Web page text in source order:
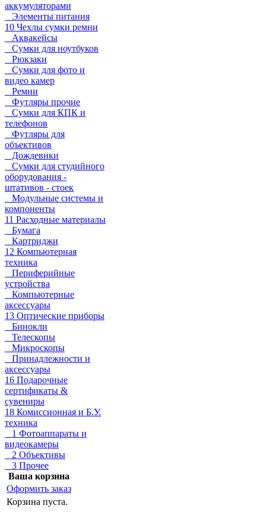
аккумуляторами
Элементы питания
10 Чехлы сумки ремни
Аквакейсы
Сумки для ноутбуков
Рюкзаки
Сумки для фото и
видео камер
Ремни
Футляры прочие
Сумки для КПК и
телефонов
Футляры для
объективов
Дождевики
Сумки для студийного
оборудования -
штативов - стоек
Модульные системы и
компоненты
11 Расходные материалы
Бумага
Картриджи
12 Компьютерная
техника
Периферийные
устройства
Компьютерные
аксессуары
13 Оптические приборы
Бинокли
Телескопы
Микроскопы
Принадлежности и
аксессуары
16 Подарочные
сертификаты &
сувениры
18 Комиссионная и Б.У.
техника
1 Фотоаппараты и
видеокамеры
2 Объективы
3 Прочее
Ваша корзина
Оформить заказ
Корзина пуста.